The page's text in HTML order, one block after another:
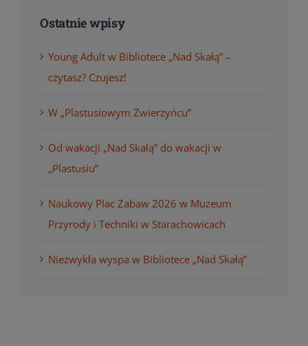
Ostatnie wpisy
Young Adult w Bibliotece „Nad Skałą” –
czytasz? Czujesz!
W „Plastusiowym Zwierzyńcu”
Od wakacji „Nad Skałą” do wakacji w
„Plastusiu”
Naukowy Plac Zabaw 2026 w Muzeum
Przyrody i Techniki w Starachowicach
Niezwykła wyspa w Bibliotece „Nad Skałą”